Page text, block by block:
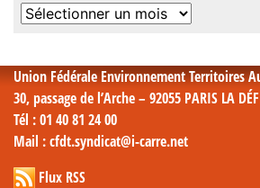
Archives
Union Fédérale Environnement Territoires
30, passage de l’Arche – 92055 PARIS LA
Tél : 01 40 81 24 00
Mail : cfdt.syndicat@i-carre.net
Flux RSS